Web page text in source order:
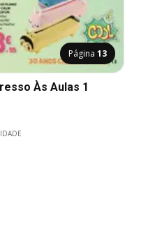
Página 13
Às Aulas 1